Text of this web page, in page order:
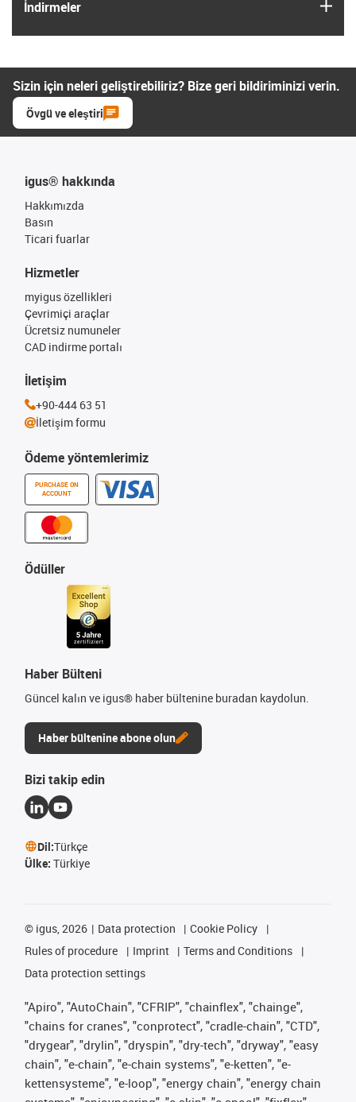
İndirmeler
Sizin için neleri geliştirebiliriz? Bize geri bildiriminizi verin.
Övgü ve eleştiri
igus® hakkında
Hakkımızda
Basın
Ticari fuarlar
Ödeme yöntemlerimiz
PURCHASE ON
ACCOUNT
Hizmetler
myigus özellikleri
Çevrimiçi araçlar
Ücretsiz numuneler
CAD indirme portalı
Ödüller
Haber Bülteni
Güncel kalın ve igus® haber bültenine buradan kaydolun.
Haber bültenine abone olun
İletişim
+90-444 63 51
İletişim formu
Bizi takip edin
Dil:Türkçe
Ülke: Türkiye
© igus, 2026 Data protection
Cookie Policy
Rules of procedure
Imprint
Terms and Conditions
Data protection settings
"Apiro", "AutoChain", "CFRIP", "chainflex", "chainge",
"chains for cranes", "conprotect", "cradle-chain", "CTD",
"drygear", "drylin", "dryspin", "dry-tech", "dryway", "easy
chain", "e-chain", "e-chain systems", "e-ketten", "e-
kettensysteme", "e-loop", "energy chain", "energy chain